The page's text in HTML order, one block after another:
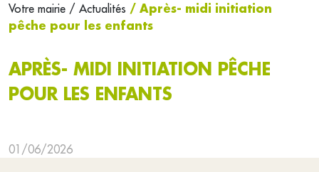
Votre mairie / Actualités / Après- midi initiation
pêche pour les enfants
APRÈS- MIDI INITIATION PÊCHE
POUR LES ENFANTS
01/06/2026